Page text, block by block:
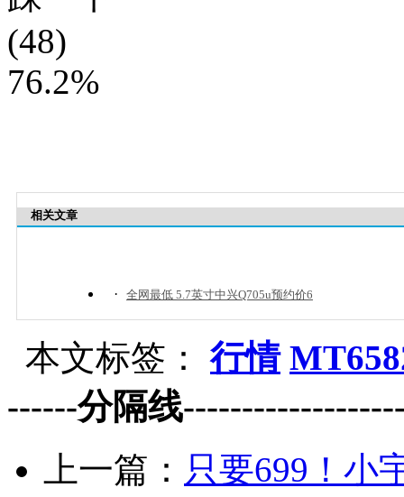
(48)
76.2%
相关文章
· 全网最低 5.7英寸中兴Q705u预约价6
本文标签：行情
------分隔线
上一篇： 只要699！小